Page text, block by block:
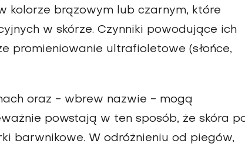
kolorze brązowym lub czarnym, które
w skórze. Czynniki powodujące ich
promieniowanie ultrafioletowe (słońce,
oraz - wbrew nazwie - mogą
powstają w ten sposób, że skóra
barwnikowe. W odróżnieniu od piegów,